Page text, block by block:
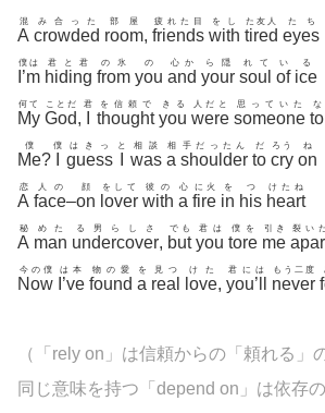
A
混
crowded
み合った
room
部屋
, friends
疲れた目
with
をし
tired
た友人
eyes
たち
I’m
僕は
hiding
君と君
from
の氷
you
の
and
心か
your
ら隠
soul
れて
of
い
ice
る
My
何て
God
ことだ
,
君
thought
を信頼で
you
きる
were
人だと
someone
思っていた
to
な
Me
僕
?
僕
guess
はきっ と
was
相談
a
相
shoulder
手だったん
to
だ
cry
ろう
on
ね
A
恋
face
人の
–on
顔
lover
をして
with
彼の
a
心
fire
に火
in
を
his
つ
heart
けたね
A
秘
man
めた
undercover
る男らしさ
, but
でも
you
君は
tore
僕を
me
引き 裂いた
Now
今の僕
I’ve
は本
found
物の愛
a
を
real
見つ
love
けた
, you’ll
君には
never
もう二度
（「rely on」は信頼からの「頼れる」
同じ意味を持つ「depend on」は依存